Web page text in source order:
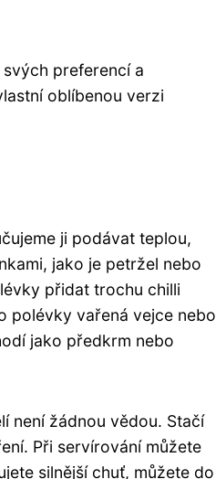
preferencí a
oblíbenou verzi
ji podávat teplou,
jako je petržel nebo
přidat trochu chilli
polévky vařená vejce nebo
jako předkrm nebo
není žádnou vědou. Stačí
Při servírování můžete
silnější chuť, můžete do